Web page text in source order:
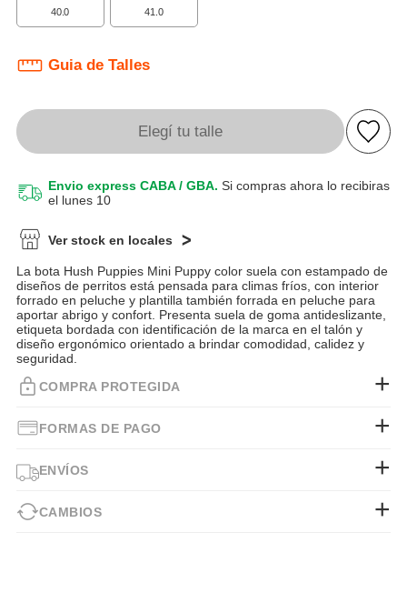
40.0 41.0
Guia de Talles
Elegí tu talle
Envio express CABA / GBA. Si compras ahora lo recibiras
el lunes 10
Ver stock en locales
La bota Hush Puppies Mini Puppy color suela con estampado de
diseños de perritos está pensada para climas fríos, con interior
forrado en peluche y plantilla también forrada en peluche para
aportar abrigo y confort. Presenta suela de goma antideslizante,
etiqueta bordada con identificación de la marca en el talón y
diseño ergonómico orientado a brindar comodidad, calidez y
seguridad.
COMPRA PROTEGIDA
FORMAS DE PAGO
ENVÍOS
CAMBIOS